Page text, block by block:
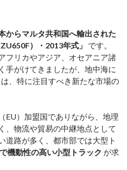
からマルタ共和国へ輸出された
）・2013年式」
です。
フリカやアジア、オセアニア諸
手がけてきましたが、地中海に
、特に注目すべき新たな市場の
EU）加盟国でありながら、地理
、物流や貿易の中継地点として
道路が多く、都市部では大型ト
機動性の高い小型トラック が求